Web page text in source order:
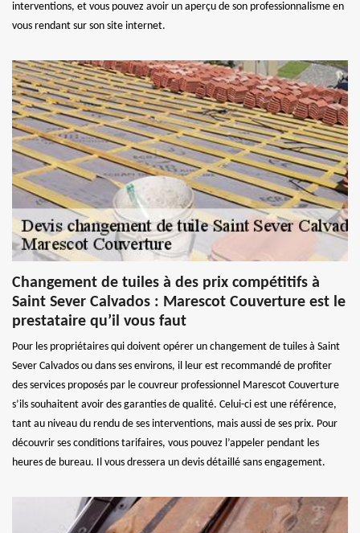
interventions, et vous pouvez avoir un aperçu de son professionnalisme en
vous rendant sur son site internet.
Changement de tuiles à des prix compétitifs à
Saint Sever Calvados : Marescot Couverture est le
prestataire qu’il vous faut
Pour les propriétaires qui doivent opérer un changement de tuiles à Saint
Sever Calvados ou dans ses environs, il leur est recommandé de profiter
des services proposés par le couvreur professionnel Marescot Couverture
s’ils souhaitent avoir des garanties de qualité. Celui-ci est une référence,
tant au niveau du rendu de ses interventions, mais aussi de ses prix. Pour
découvrir ses conditions tarifaires, vous pouvez l’appeler pendant les
heures de bureau. Il vous dressera un devis détaillé sans engagement.